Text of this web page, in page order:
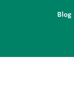
Blog